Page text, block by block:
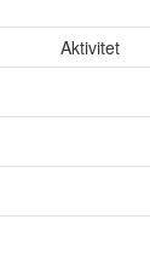
Aktivitet